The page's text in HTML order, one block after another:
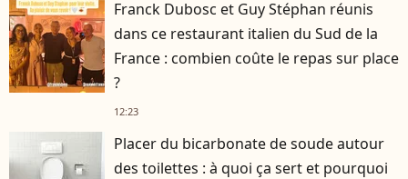
Franck Dubosc et Guy Stéphan réunis
dans ce restaurant italien du Sud de la
France : combien coûte le repas sur place
?
12:23
Placer du bicarbonate de soude autour
des toilettes : à quoi ça sert et pourquoi